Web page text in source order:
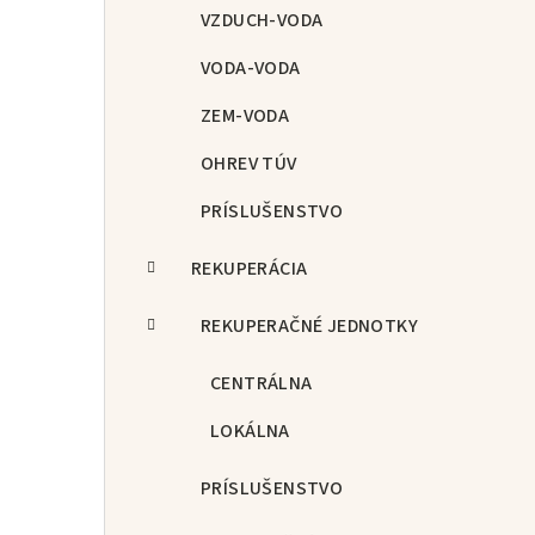
VZDUCH-VODA
VODA-VODA
ZEM-VODA
OHREV TÚV
PRÍSLUŠENSTVO
REKUPERÁCIA
REKUPERAČNÉ JEDNOTKY
CENTRÁLNA
LOKÁLNA
PRÍSLUŠENSTVO